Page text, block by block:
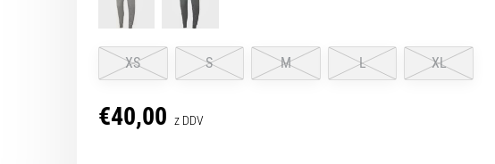
XS S M L XL
€40,00 z DDV